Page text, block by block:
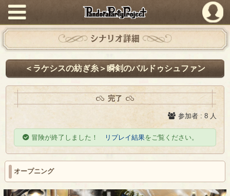
PandoraPartyProject
シナリオ詳細
＜ラケシスの紡ぎ糸＞瞬剣のバルドゥシュファン
完了
参加者 : 8 人
冒険が終了しました！ リプレイ結果をご覧ください。
オープニング